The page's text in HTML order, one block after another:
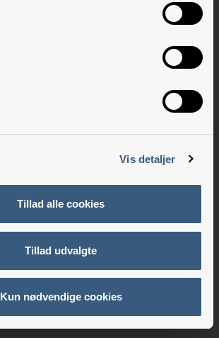
Vis detaljer
Tillad alle cookies
Tillad udvalgte
Kun nødvendige cookies